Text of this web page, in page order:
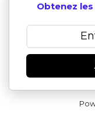
Obtenez